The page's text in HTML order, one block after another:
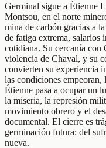
Germinal sigue a Étienne
Montsou, en el norte
mina de carbón gracias a
de fatiga extrema, salarios
cotidiana. Su cercanía con
violencia de Chaval, y su
convierten su experiencia
las condiciones empeoran,
Étienne pasa a ocupar un
la miseria, la represión
movimiento obrero y el
documental. El cierre es
germinación futura: del
nueva.